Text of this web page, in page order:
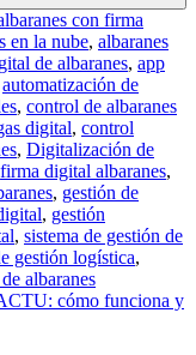
con firma
en la nube, albaranes
de albaranes, app
automatización de
, control de albaranes
digital, control
, Digitalización de
firma digital albaranes,
, gestión de
, gestión
, sistema de gestión de
gestión logística,
albaranes
cómo funciona y